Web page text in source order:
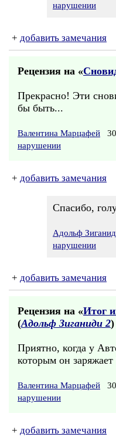
нарушении
+ добавить замечания
Рецензия на «
Прекрасно! Эти
бы быть...
Валентина Марцафей
нарушении
+ добавить замечания
Спасибо,
Адольф
нарушении
+ добавить замечания
Рецензия на «Итог
(Адольф Зиганиди 2)
Приятно, когда у
которым он заряжает
Валентина Марцафей
нарушении
+ добавить замечания